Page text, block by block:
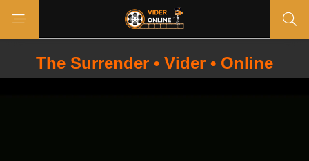
The Surrender • Vider • Online